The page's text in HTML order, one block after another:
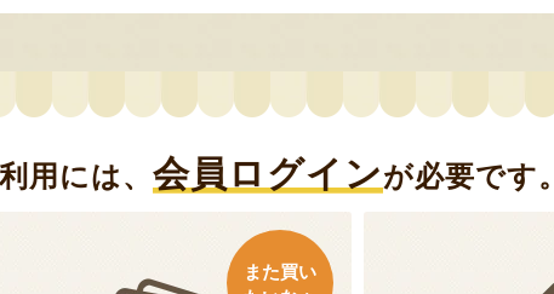
用には、 会員ログインが必要です。
また買い